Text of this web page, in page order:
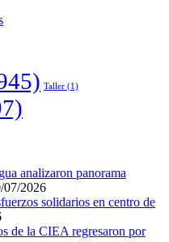
Taller (1)
analizaron panorama
07/2026
solidarios en centro de
de la CIEA regresaron por